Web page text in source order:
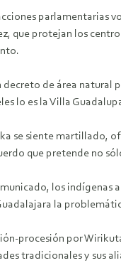
parlamentarias
que protejan los
de área natural
lo es la Villa
se siente martillado,
que pretende no
los indígenas
la
procesión por
tradicionales y sus